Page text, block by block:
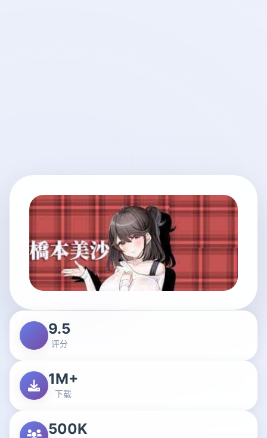
9.5
评分
1M+
下载
500K